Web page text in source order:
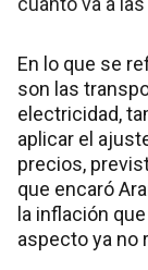
En lo que se
son las
electricidad,
aplicar el
precios,
que encaró
la inflación
aspecto ya no